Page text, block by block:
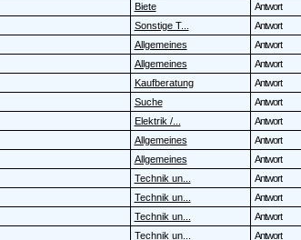
Biete Antwort
Sonstige T... Antwort
Allgemeines Antwort
Allgemeines Antwort
Kaufberatung Antwort
Suche Antwort
Elektrik /... Antwort
Allgemeines Antwort
Allgemeines Antwort
Technik un... Antwort
Technik un... Antwort
Technik un... Antwort
Technik un... Antwort